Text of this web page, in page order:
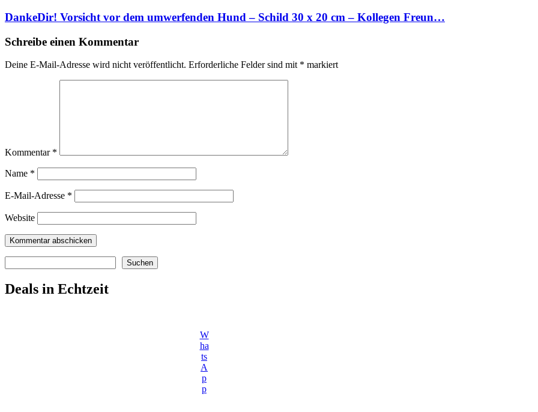
DankeDir! Vorsicht vor dem umwerfenden Hund – Schild 30 x 20 cm – Kollegen Freun…
Schreibe einen Kommentar
Deine E-Mail-Adresse wird nicht veröffentlicht. Erforderliche Felder sind mit * markiert
Kommentar *
Name *
E-Mail-Adresse *
Website
Suchen
Deals in Echtzeit
W
ha
ts
A
p
p